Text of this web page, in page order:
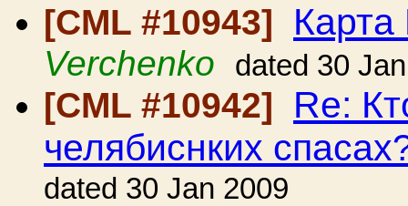
[CML #10943]
Verchenko dated 30
[CML #10942] Re:
челябиснких
dated 30 Jan 2009